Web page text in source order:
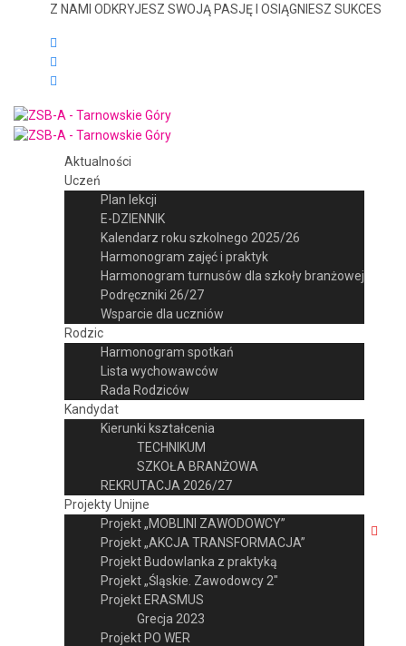
Z NAMI ODKRYJESZ SWOJĄ PASJĘ I OSIĄGNIESZ SUKCES
Aktualności
Uczeń
Plan lekcji
E-DZIENNIK
Kalendarz roku szkolnego 2025/26
Harmonogram zajęć i praktyk
Harmonogram turnusów dla szkoły branżowej
Podręczniki 26/27
Wsparcie dla uczniów
Rodzic
Harmonogram spotkań
Lista wychowawców
Rada Rodziców
Kandydat
Kierunki kształcenia
TECHNIKUM
SZKOŁA BRANŻOWA
REKRUTACJA 2026/27
Projekty Unijne
Projekt „MOBLINI ZAWODOWCY”
Projekt „AKCJA TRANSFORMACJA”
Projekt Budowlanka z praktyką
Projekt „Śląskie. Zawodowcy 2″
Projekt ERASMUS
Grecja 2023
Projekt PO WER